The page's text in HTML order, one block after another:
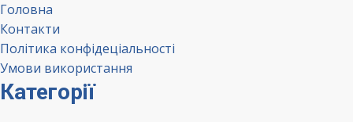
Головна
Контакти
Політика конфідеціальності
Умови використання
Категорії